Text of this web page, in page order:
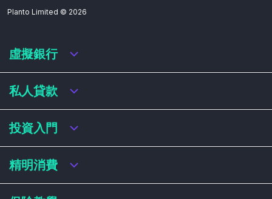
Planto Limited © 2026
虛擬銀行
虛擬銀行迎新優惠
虛擬銀行存款利率比較
虛擬銀行銀扣賬卡 / 信用卡
虛擬銀行貸款
私人貸款
私人貸款年利率比較
網上即批貸款
結餘轉戶
稅務貸款
投資入門
港股戶口收費及迎新優惠
基金平台比較
精明消費
網購信用卡